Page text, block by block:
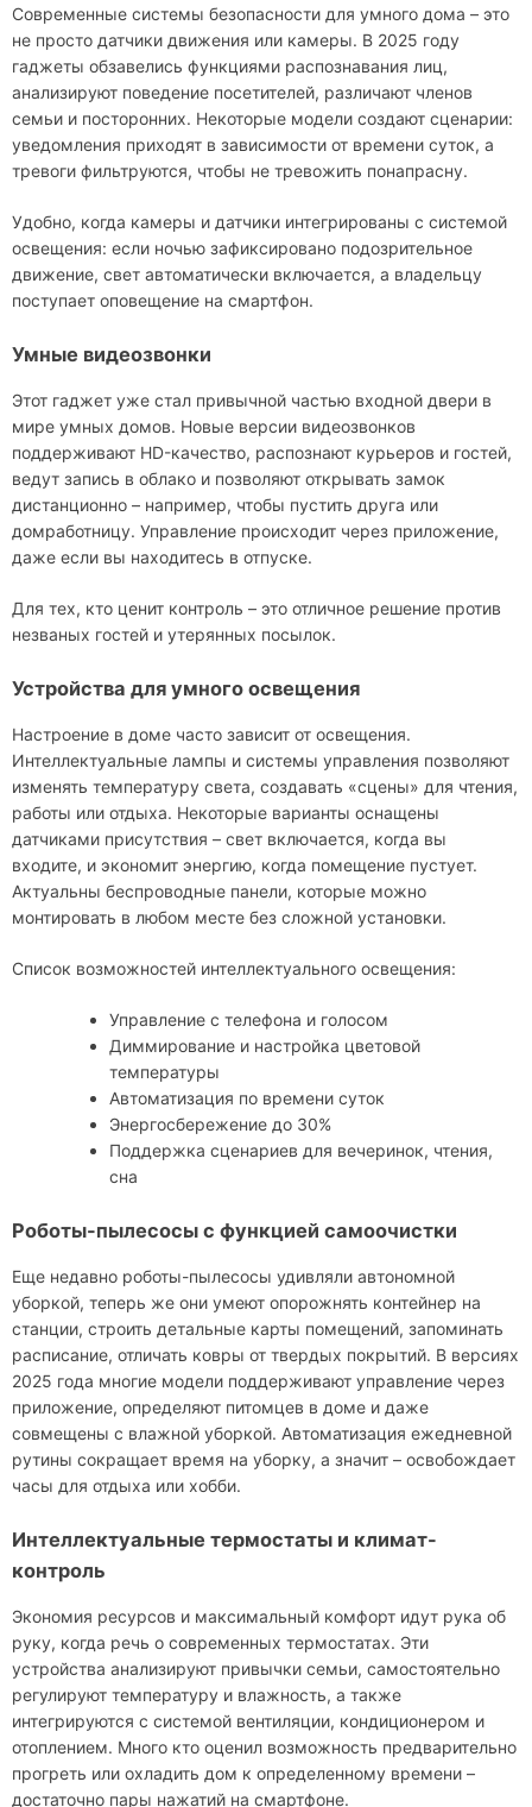
Современные системы безопасности для умного дома – это
не просто датчики движения или камеры. В 2025 году
гаджеты обзавелись функциями распознавания лиц,
анализируют поведение посетителей, различают членов
семьи и посторонних. Некоторые модели создают сценарии:
уведомления приходят в зависимости от времени суток, а
тревоги фильтруются, чтобы не тревожить понапрасну.
Удобно, когда камеры и датчики интегрированы с системой
освещения: если ночью зафиксировано подозрительное
движение, свет автоматически включается, а владельцу
поступает оповещение на смартфон.
Умные видеозвонки
Этот гаджет уже стал привычной частью входной двери в
мире умных домов. Новые версии видеозвонков
поддерживают HD-качество, распознают курьеров и гостей,
ведут запись в облако и позволяют открывать замок
дистанционно – например, чтобы пустить друга или
домработницу. Управление происходит через приложение,
даже если вы находитесь в отпуске.
Для тех, кто ценит контроль – это отличное решение против
незваных гостей и утерянных посылок.
Устройства для умного освещения
Настроение в доме часто зависит от освещения.
Интеллектуальные лампы и системы управления позволяют
изменять температуру света, создавать «сцены» для чтения,
работы или отдыха. Некоторые варианты оснащены
датчиками присутствия – свет включается, когда вы
входите, и экономит энергию, когда помещение пустует.
Актуальны беспроводные панели, которые можно
монтировать в любом месте без сложной установки.
Список возможностей интеллектуального освещения:
Управление с телефона и голосом
Диммирование и настройка цветовой
температуры
Автоматизация по времени суток
Энергосбережение до 30%
Поддержка сценариев для вечеринок, чтения,
сна
Роботы-пылесосы с функцией самоочистки
Еще недавно роботы-пылесосы удивляли автономной
уборкой, теперь же они умеют опорожнять контейнер на
станции, строить детальные карты помещений, запоминать
расписание, отличать ковры от твердых покрытий. В версиях
2025 года многие модели поддерживают управление через
приложение, определяют питомцев в доме и даже
совмещены с влажной уборкой. Автоматизация ежедневной
рутины сокращает время на уборку, а значит – освобождает
часы для отдыха или хобби.
Интеллектуальные термостаты и климат-
контроль
Экономия ресурсов и максимальный комфорт идут рука об
руку, когда речь о современных термостатах. Эти
устройства анализируют привычки семьи, самостоятельно
регулируют температуру и влажность, а также
интегрируются с системой вентиляции, кондиционером и
отоплением. Много кто оценил возможность предварительно
прогреть или охладить дом к определенному времени –
достаточно пары нажатий на смартфоне.